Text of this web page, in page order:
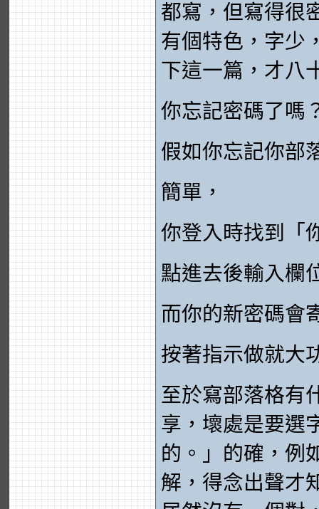
都寫，但寫得很
有個特色，字少
下這一篇，才八
你忘記密碼了嗎
假如你忘記你部
簡單，
你登入時找到「
點進去後輸入欄
而你的新密碼會
按著指示做就大
至於寫部落格有
享，壞處是要選
的。」的確，例
解，得念出聲才